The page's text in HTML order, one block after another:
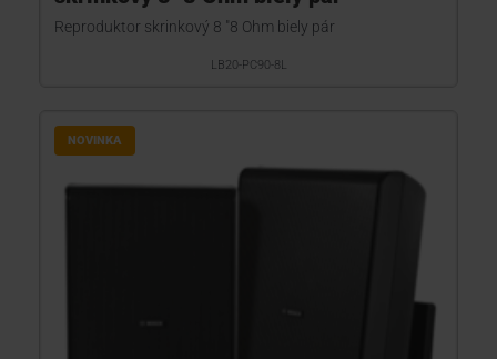
Reproduktor skrinkový 8 "8 Ohm biely pár
LB20-PC90-8L
NOVINKA